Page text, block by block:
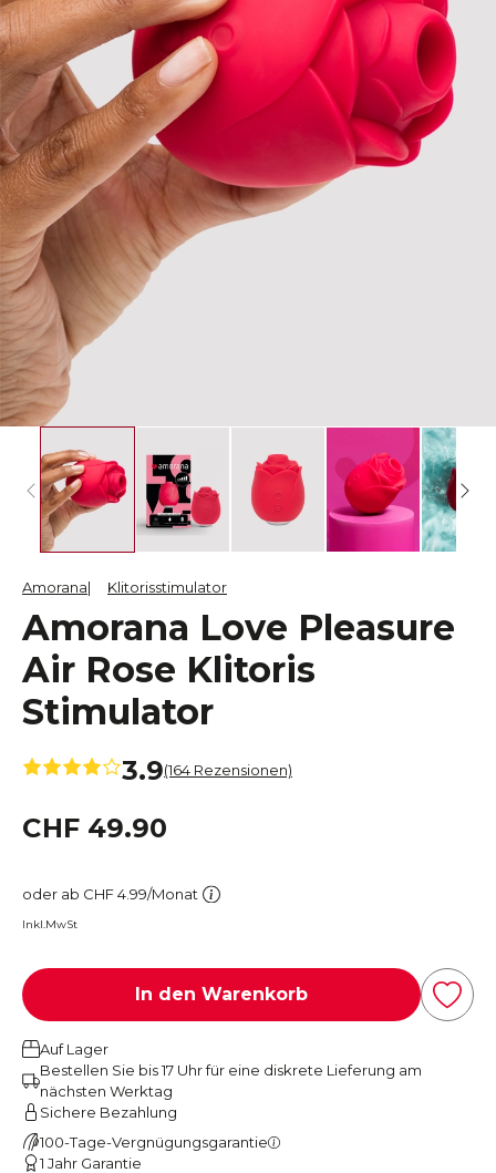
Amorana Klitorisstimulator
Amorana Love Pleasure
Air Rose Klitoris
Stimulator
3.9(164 Rezensionen)
CHF 49.90
oder ab CHF 4.99/Monat
Inkl.MwSt
In den Warenkorb
Auf Lager
Bestellen Sie bis 17 Uhr für eine diskrete Lieferung am
nächsten Werktag
Sichere Bezahlung
100-Tage-Vergnügungsgarantie
1 Jahr Garantie